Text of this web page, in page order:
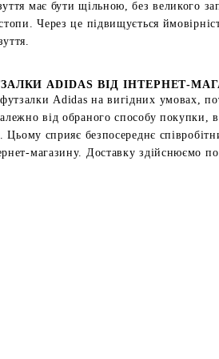
має бути щільною, без великого
Через це підвищується
ADIDAS ВІД ІНТЕРНЕТ-
Adidas на вигідних умовах,
від обраного способу покупки,
Цьому сприяє безпосереднє
магазину. Доставку здійснюємо по